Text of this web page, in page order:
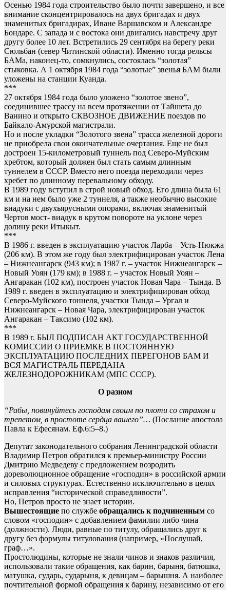
Осенью 1984 года строительство было почти завершено, и все
внимание сконцентрировалось на двух бригадах и двух
знаменитых бригадирах, Иване Варшавском и Александре
Бондаре. С запада и с востока они двигались навстречу друг
другу более 10 лет. Встретились 29 сентября на берегу реки
Сюльбан (север Читинской области). Именно тогда рельсы
БАМа, наконец-то, сомкнулись, состоялась “золотая”
стыковка. А 1 октября 1984 года “золотые” звенья БАМ были
уложены на станции Куанда.
***
27 октября 1984 года было уложено “золотое звено”,
соединившее трассу на всем протяжении от Тайшета до
Ванино и открыто СКВОЗНОЕ ДВИЖЕНИЕ поездов по
Байкало-Амурской магистрали.
Но и после укладки “Золотого звена” трасса железной дороги
не приобрела свои окончательные очертания. Еще не был
достроен 15-километровый туннель под Северо-Муйским
хребтом, который должен был стать самым длинным
туннелем в СССР. Вместо него поезда переходили через
хребет по длинному перевальному обходу.
В 1989 году вступил в строй новый обход. Его длина была 61
км и на нем было уже 2 туннеля, а также необычно высокие
виадуки с двухъярусными опорами, включая знаменитый
Чертов мост- виадук в крутом повороте на уклоне через
долину реки Итыкыт.
***
В 1986 г. введен в эксплуатацию участок Ларба – Усть-Нюкжа
(206 км). В этом же году был электрифицирован участок Лена
– Нижнеангарск (943 км); в 1987 г. – участок Нижнеангарск –
Новый Уоян (179 км); в 1988 г. – участок Новый Уоян –
Ангаракан (102 км), построен участок Новая Чара – Тында. В
1989 г. введен в эксплуатацию и электрифицирован обход
Северо-Муйского тоннеля, участки Тында – Ургал и
Нижнеангарск – Новая Чара, электрифицирован участок
Ангаракан – Таксимо (102 км).
***
В 1989 г. БЫЛ ПОДПИСАН АКТ ГОСУДАРСТВЕННОЙ
КОМИССИИ О ПРИЕМКЕ В ПОСТОЯННУЮ
ЭКСПЛУАТАЦИЮ ПОСЛЕДНИХ ПЕРЕГОНОВ БАМ И
ВСЯ МАГИСТРАЛЬ ПЕРЕДАНА
ЖЕЛЕЗНОДОРОЖНИКАМ (МПС СССР).
О разном
“Рабы, повинуйтесь господам своим по плоти со страхом и
трепетом, в простоте сердца вашего”… (Послание апостола
Павла к Ефесянам. Еф.6:5–8.)
Депутат законодательного собрания Ленинградской области
Владимир Петров обратился к премьер-министру России
Дмитрию Медведеву с предложением возродить
дореволюционное обращение «господин» в российской армии
и силовых структурах. Естественно исключительно в целях
исправления “исторической справедливости”.
Но, Петров просто не знает истории.
Вышестоящие по службе обращались к подчиненным со
словом «господин» с добавлением фамилии либо чина
(должности). Люди, равные по титулу, обращались друг к
другу без формулы титулования (например, «Послушай,
граф…».
Простолюдины, которые не знали чинов и знаков различия,
использовали такие обращения, как барин, барыня, батюшка,
матушка, сударь, сударыня, к девицам – барышня. А наиболее
почтительной формой обращения к барину, независимо от его